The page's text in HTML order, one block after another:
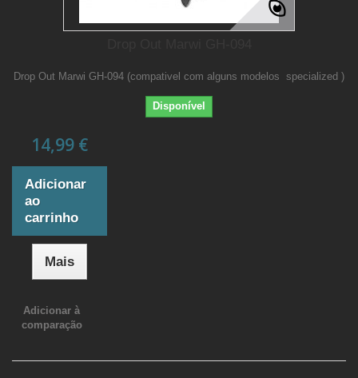
Drop Out Marwi GH-094 (compativel com alguns modelos specialized )
Disponível
14,99 €
Adicionar
ao
carrinho
Mais
Adicionar à
comparação